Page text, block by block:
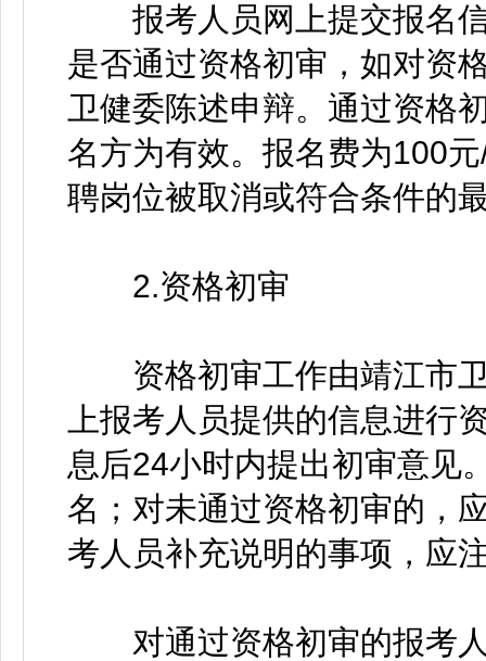
报考人员网上提交报名信
是否通过资格初审，如对资
卫健委陈述申辩。通过资格
名方为有效。报名费为100
聘岗位被取消或符合条件的
2.资格初审
资格初审工作由靖江市卫
上报考人员提供的信息进行
息后24小时内提出初审意见
名；对未通过资格初审的，
考人员补充说明的事项，应
对通过资格初审的报考人